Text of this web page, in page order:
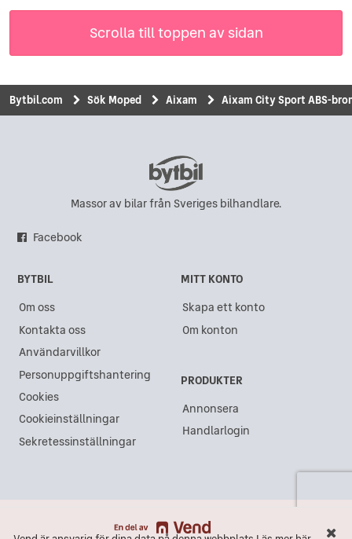
Scrolla till toppen av sidan
Bytbil.com Sök Moped Aixam Aixam City Sport ABS-
Massor av bilar från Sveriges bilhandlare.
Facebook
BYTBIL
Om oss
Kontakta oss
Användarvillkor
Personuppgiftshantering
Cookies
Cookieinställningar
Sekretessinställningar
MITT KONTO
Skapa ett konto
Om konton
PRODUKTER
Annonsera
Handlarlogin
Vend är ansvarig för dina data på denna webbplats.Läs mer här